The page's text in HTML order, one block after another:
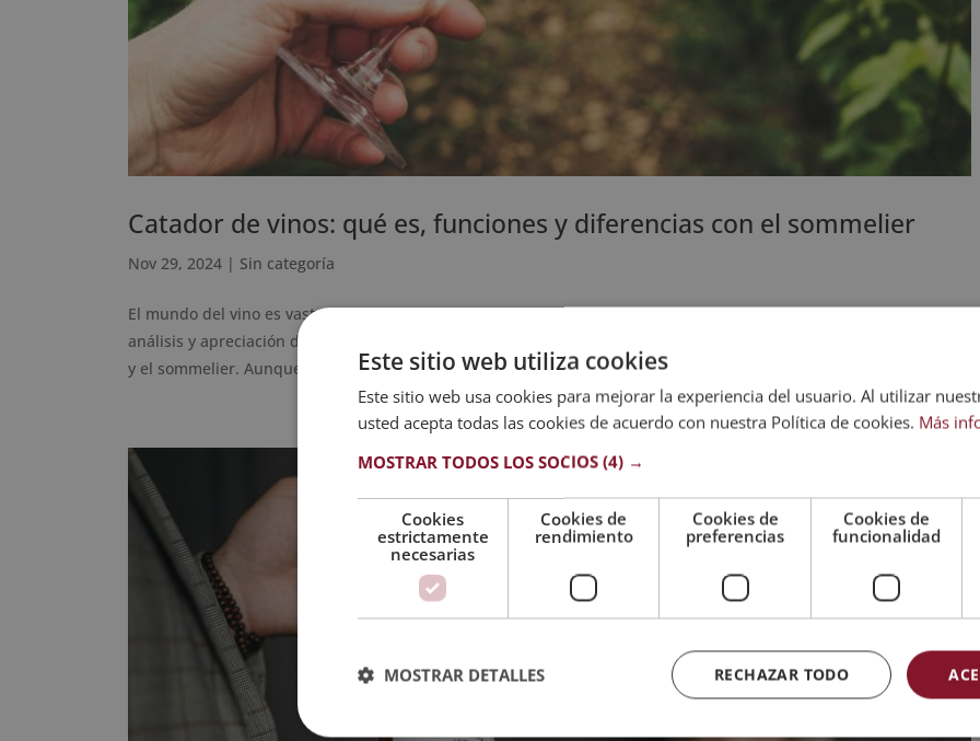
Catador de vinos: qué es, funciones y diferencias con el sommelier
Nov 29, 2024 | Sin categoría
El mundo del vino es vasto y complejo, y existen diferentes roles dentro de la industria que se especializan en el
análisis y apreciación de esta bebida milenaria. Dos figuras que suelen generar confusión son el catador de vinos
y el sommelier. Aunque ambos están...Este sitio web utiliza cookies
Este sitio web usa cookies para mejorar la experiencia del usuario. Al utilizar
usted acepta todas las cookies de acuerdo con nuestra Política de cookies. Más
MOSTRAR TODOS LOS SOCIOS (4) →
Cookies
estrictamente
necesarias
Cookies de
rendimiento
Cookies de
preferencias
Cookies de
funcionalidad
RECHAZAR TODO
MOSTRAR DETALLES